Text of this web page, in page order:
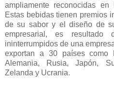
ampliamente reconocidas
Estas bebidas tienen premios
de su sabor y el diseño de
empresarial, es
ininterrumpidos de una
exportan a 30 países como
Alemania, Rusia, Japón,
Zelanda y Ucrania.